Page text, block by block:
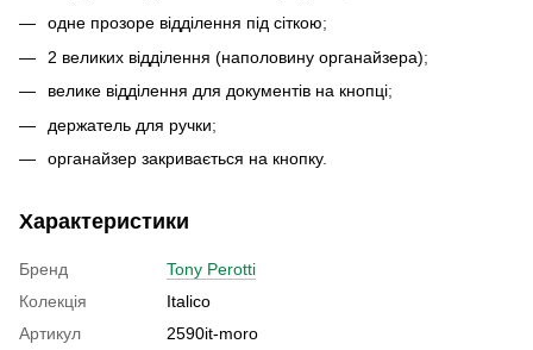
одне прозоре відділення під сіткою;
2 великих відділення (наполовину органайзера);
велике відділення для документів на кнопці;
держатель для ручки;
органайзер закривається на кнопку.
Характеристики
Бренд
Tony Perotti
Колекція
Italico
Артикул
2590it-moro